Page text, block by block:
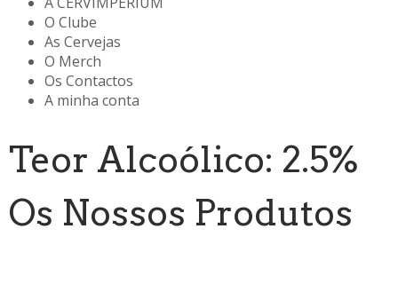
O Clube
As Cervejas
O Merch
Os Contactos
A minha conta
Teor Alcoólico: 2.5%
Os Nossos Produtos